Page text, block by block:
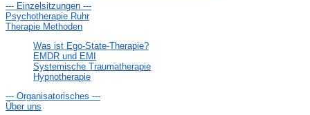
--- Einzelsitzungen ---
Psychotherapie Ruhr
Therapie Methoden
Was ist Ego-State-Therapie?
EMDR und EMI
Systemische Traumatherapie
Hypnotherapie
--- Organisatorisches ---
Über uns